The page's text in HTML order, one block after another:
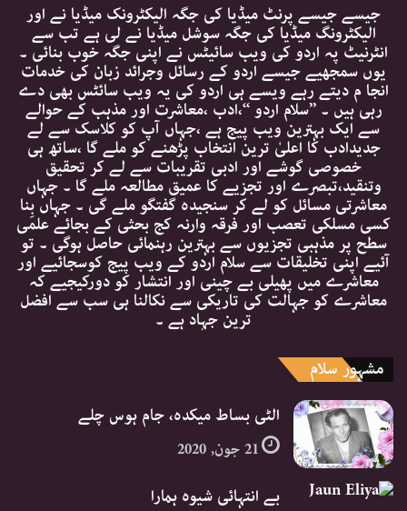
جیسے جیسے پرنٹ میڈیا کی جگہ الیکٹرونک میڈیا نے اور
الیکٹرونگ میڈیا کی جگہ سوشل میڈیا نے لی ہے تب سے
انٹرنیٹ پہ اردو کی ویب سائیٹس نے اپنی جگہ خوب بنائی ۔
یوں سمجھیے جیسے اردو کے رسائل وجرائد زبان کی خدمات
انجا م دیتے رہے ویسے ہی اردو کی یہ ویب سائٹس بھی دے
رہی ہیں ۔ ’’سلام اردو ‘‘،ادب ،معاشرت اور مذہب کے حوالے
سے ایک بہترین ویب پیج ہے ،جہاں آپ کو کلاسک سے لے
جدیدادب کا اعلیٰ ترین انتخاب پڑھنے کو ملے گا ،ساتھ ہی
خصوصی گوشے اور ادبی تقریبات سے لے کر تحقیق
وتنقید،تبصرے اور تجزیے کا عمیق مطالعہ ملے گا ۔ جہاں
معاشرتی مسائل کو لے کر سنجیدہ گفتگو ملے گی ۔ جہاں بِنا
کسی مسلکی تعصب اور فرقہ وارنہ کج بحثی کے بجائے علمی
سطح پر مذہبی تجزیوں سے بہترین رہنمائی حاصل ہوگی ۔ تو
آئیے اپنی تخلیقات سے سلام اردو کے ویب پیج کوسجائیے اور
معاشرے میں پھیلی بے چینی اور انتشار کو دورکیجیے کہ
معاشرے کو جہالت کی تاریکی سے نکالنا ہی سب سے افضل
ترین جہاد ہے ۔
مشہور سلام
الٹی بساط میکدہ، جام ہوس چلے
21 جون, 2020
بے انتہائی شیوہ ہمارا